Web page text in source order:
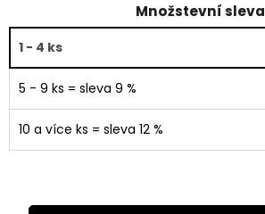
Množstevní sleva
1 - 4 ks
5 - 9 ks = sleva 9 %
10 a více ks = sleva 12 %